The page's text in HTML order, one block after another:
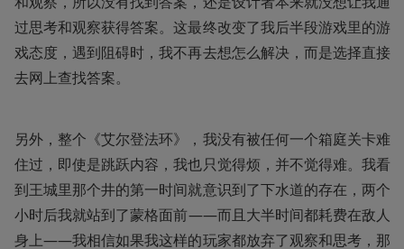
过思考和观察获得答案。这最终改变了我后半段游戏里的游
戏态度，遇到阻碍时，我不再去想怎么解决，而是选择直接
去网上查找答案。
另外，整个《艾尔登法环》，我没有被任何一个箱庭关卡难
住过，即使是跳跃内容，我也只觉得烦，并不觉得难。我看
到王城里那个井的第一时间就意识到了下水道的存在，两个
小时后我就站到了蒙格面前——而且大半时间都耗费在敌人
身上——我相信如果我这样的玩家都放弃了观察和思考，那